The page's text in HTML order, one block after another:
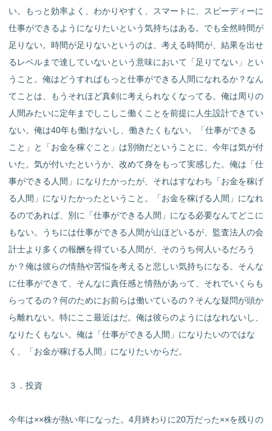
い。もっと効率よく、わかりやすく、スマートに、スピーディーに
仕事ができるようになりたいという気持ちはある。でも全然時間が
足りない。時間が足りないというのは、考える時間が、結果を出せ
るレベルまで達していないという意味において「足りてない」とい
うこと。俺はどうすればもっと仕事ができる人間になれるか？なん
てことは、もうそれほど真剣に考えられなくなってる。俺は周りの
人間みたいに定年までしこしこ働くことを前提に人生設計できてい
ない。俺は40年も働けないし、働きたくもない。「仕事ができる
こと」と「お金を稼ぐこと」は別物だということに、今年は気が付
いた。気が付いたというか、改めて身をもって実感した。俺は「仕
事ができる人間」になりたかったが、それはすなわち「お金を稼げ
る人間」になりたかったということ。「お金を稼げる人間」になれ
るのであれば、別に「仕事ができる人間」になる必要なんてどこに
もない。うちには仕事ができる人間が山ほどいるが、監査法人の会
計士より多くの報酬を得ている人間が、そのうち何人いるだろう
か？俺は彼らの情熱や苦悩を考えると悲しい気持ちになる。そんな
に仕事ができて、そんなに責任感と情熱があって、それでいくらも
らってるの？何のためにお前らは働いているの？そんな疑問が頭か
ら離れない。特にここ最近はだ。俺は彼らのようにはなれないし、
なりたくもない。俺は「仕事ができる人間」になりたいのではな
く、「お金が稼げる人間」になりたいからだ。
３．投資
今年は××株が熱い年になった。4月終わりに20万だった××を残りの